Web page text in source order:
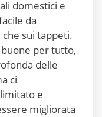
domestici e
da
sui tappeti.
per tutto,
delle
ci
e
migliorata